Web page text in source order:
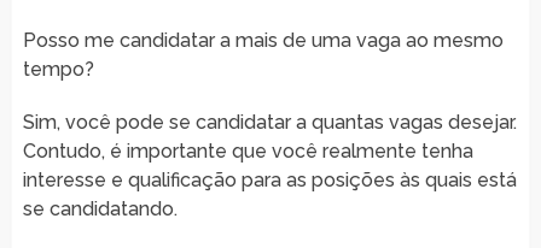
Posso me candidatar a mais de uma vaga ao mesmo
tempo?
Sim, você pode se candidatar a quantas vagas desejar.
Contudo, é importante que você realmente tenha
interesse e qualificação para as posições às quais está
se candidatando.